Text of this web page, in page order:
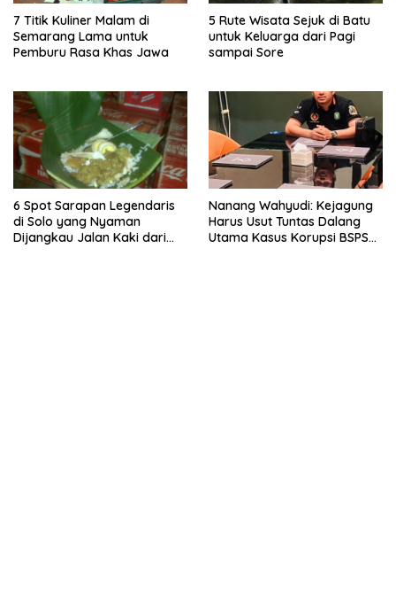
7 Titik Kuliner Malam di
Semarang Lama untuk
Pemburu Rasa Khas Jawa
5 Rute Wisata Sejuk di Batu
untuk Keluarga dari Pagi
sampai Sore
6 Spot Sarapan Legendaris
di Solo yang Nyaman
Dijangkau Jalan Kaki dari
Nanang Wahyudi: Kejagung
Harus Usut Tuntas Dalang
Utama Kasus Korupsi BSPS